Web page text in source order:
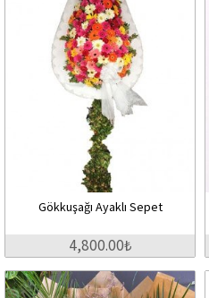
Gökkuşağı Ayaklı Sepet
4,800.00₺